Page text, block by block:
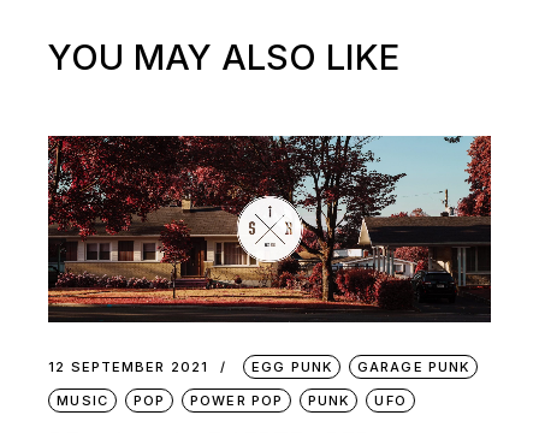
YOU MAY ALSO LIKE
12 SEPTEMBER 2021 EGG PUNK
GARAGE PUNK
MUSIC
POP POWER POP PUNK UFO